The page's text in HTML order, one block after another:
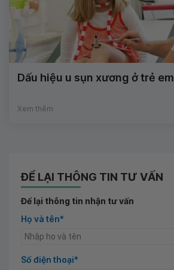
Dấu hiệu u sụn xương ở trẻ em
Xem thêm
ĐỂ LẠI THÔNG TIN TƯ VẤN
Để lại thông tin nhận tư vấn
Họ và tên*
Số điện thoại*